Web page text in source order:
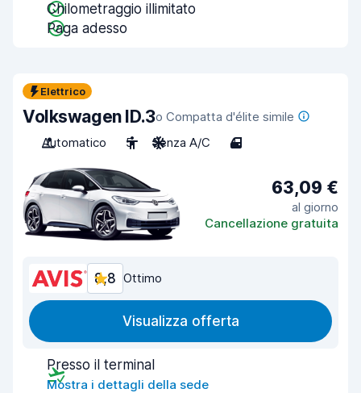
Chilometraggio illimitato
Paga adesso
Elettrico
Volkswagen ID.3o Compatta d'élite simile
Automatico
5 Senza A/C 4
63,09 €
al giorno
Cancellazione gratuita
8,8 Ottimo
Visualizza offerta
Presso il terminal
Mostra i dettagli della sede